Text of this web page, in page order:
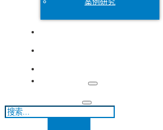
搜